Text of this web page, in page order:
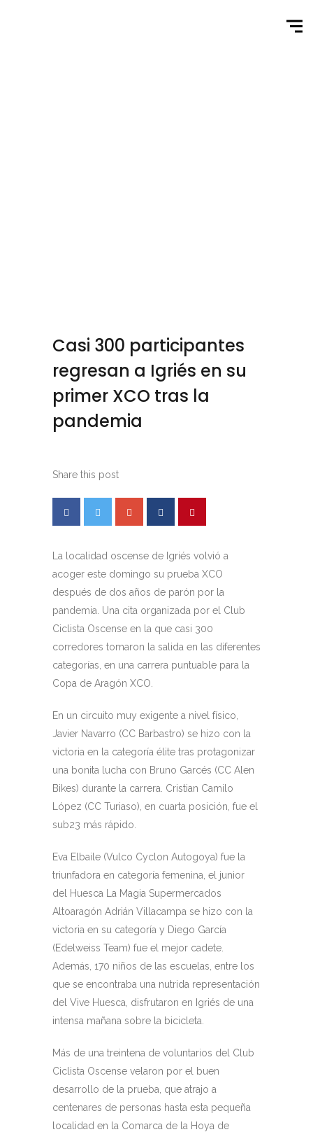
Casi 300 participantes
regresan a Igriés en su
primer XCO tras la
pandemia
Share this post
La localidad oscense de Igriés volvió a
acoger este domingo su prueba XCO
después de dos años de parón por la
pandemia. Una cita organizada por el Club
Ciclista Oscense en la que casi 300
corredores tomaron la salida en las diferentes
categorías, en una carrera puntuable para la
Copa de Aragón XCO.
En un circuito muy exigente a nivel físico,
Javier Navarro (CC Barbastro) se hizo con la
victoria en la categoría élite tras protagonizar
una bonita lucha con Bruno Garcés (CC Alen
Bikes) durante la carrera. Cristian Camilo
López (CC Turiaso), en cuarta posición, fue el
sub23 más rápido.
Eva Elbaile (Vulco Cyclon Autogoya) fue la
triunfadora en categoría femenina, el junior
del Huesca La Magia Supermercados
Altoaragón Adrián Villacampa se hizo con la
victoria en su categoría y Diego García
(Edelweiss Team) fue el mejor cadete.
Además, 170 niños de las escuelas, entre los
que se encontraba una nutrida representación
del Vive Huesca, disfrutaron en Igriés de una
intensa mañana sobre la bicicleta.
Más de una treintena de voluntarios del Club
Ciclista Oscense velaron por el buen
desarrollo de la prueba, que atrajo a
centenares de personas hasta esta pequeña
localidad en la Comarca de la Hoya de